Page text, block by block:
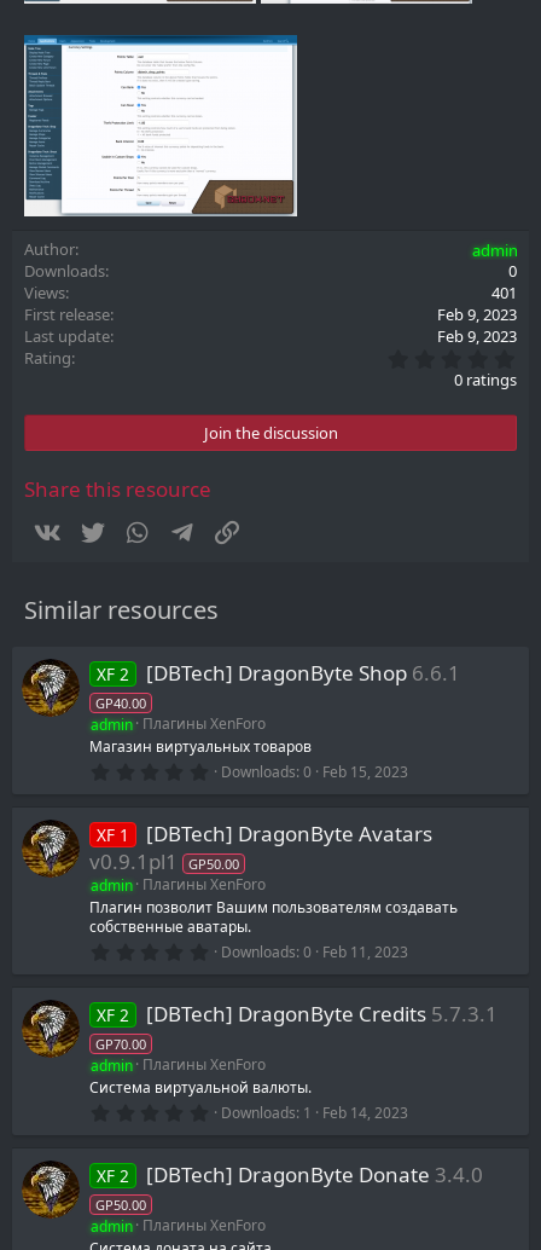
Author
admin
Downloads
0
Views
401
First release
Feb 9, 2023
Last update
Feb 9, 2023
Rating
.
0
t
0 ratings
Join the discussion
Share this resource
Vkontakte
Twitter WhatsAppTelegram
Similar resources
XF 2 [DBTech] DragonByte Shop 6.6.1
GP40.00
admin Плагины XenForo
Магазин виртуальных товаров
0
0
s
t
a
r
(
s
)
Downloads 0 Feb 15, 2023
XF 1
[DBTech] DragonByte Avatars
v0.9.1pl1
GP50.00
admin Плагины XenForo
Плагин позволит Вашим пользователям создавать
собственные аватары.
0
0
s
r
(
Downloads 0 Feb 11, 2023
XF 2 [DBTech] DragonByte Credits 5.7.3.1
GP70.00
admin Плагины XenForo
Система виртуальной валюты.
0
0
s
r
Downloads 1 Feb 14, 2023
XF 2 [DBTech] DragonByte Donate 3.4.0
GP50.00
admin Плагины XenForo